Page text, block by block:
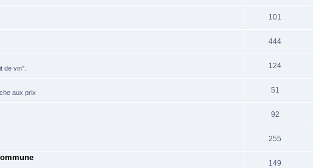
101
444
de vin". 124
aux prix 51
92
255
149